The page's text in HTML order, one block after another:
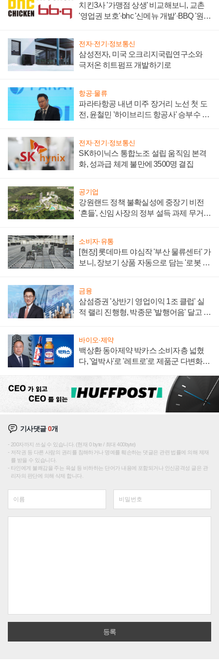
치킨3사 '가맹점 상생' 비교해보니, 교촌
'영업권 보호'·bhc '신메뉴 개발'·BBQ '원가
전자·전기·정보통신
삼성전자, 미국 오크리지국립연구소와
극저온 히트펌프 개발하기로
항공·물류
파라타항공 내년 미주 장거리 노선 첫 도
전, 윤철민 '하이브리드 항공사' 승부수 통
전자·전기·정보통신
SK하이닉스 통합노조 설립 움직임 본격
화, 성과급 체계 불만에 3500명 결집
공기업
강원랜드 정책 불확실성에 중장기 비전
'흔들', 신임 사장의 정부 설득 과제 무거워
소비자·유통
[현장] 롯데마트 야심작 '부산 물류센터' 가
보니, 장보기 상품 자동으로 담는 '로봇 40
금융
삼섬증권 '상반기 영업이익 1조 클럽' 실
적 랠리 진행형, 박종문 '발행어음' 달고 연
바이오·제약
백상환 동아제약 박카스 소비자층 넓혔
다, '얼박사'로 '레트로'로 제품군 다변화
기사댓글0개
200자까지 쓰실 수 있습니다. (현재 0 byte / 최대 400byte)
저작권 등 다른 사람의 권리를 침해하거나 명예를 훼손하는 댓글은 관련 법률에 의해 제재
를 받을 수 있습니다.
타인에게 불쾌감을 주는 욕설 등 비하하는 단어가 내용에 포함되거나 인신공격성 글은 관
리자의 판단에 의해 삭제 합니다.